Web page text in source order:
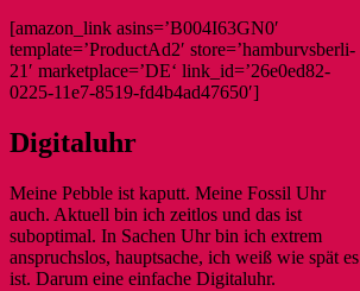
[amazon_link asins=’B004I63GN0′
template=’ProductAd2′ store=’hamburvsberli-
21′ marketplace=’DE‘ link_id=’26e0ed82-
0225-11e7-8519-fd4b4ad47650′]
Digitaluhr
Meine Pebble ist kaputt. Meine Fossil Uhr
auch. Aktuell bin ich zeitlos und das ist
suboptimal. In Sachen Uhr bin ich extrem
anspruchslos, hauptsache, ich weiß wie spät es
ist. Darum eine einfache Digitaluhr.